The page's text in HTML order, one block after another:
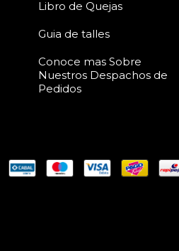
Libro de Quejas
Guia de talles
Conoce mas Sobre
Nuestros Despachos de
Pedidos